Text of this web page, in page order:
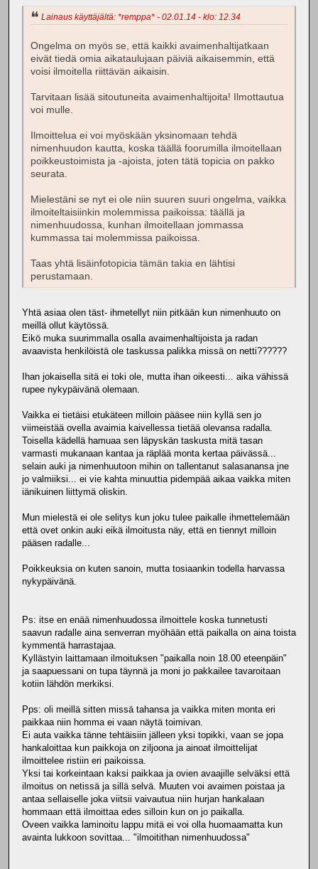
Lainaus käyttäjältä: *remppa* - 02.01.14 - klo: 12.34
Ongelma on myös se, että kaikki avaimenhaltijatkaan
eivät tiedä omia aikataulujaan päiviä aikaisemmin, että
voisi ilmoitella riittävän aikaisin.
Tarvitaan lisää sitoutuneita avaimenhaltijoita! Ilmottautua
voi mulle.
Ilmoittelua ei voi myöskään yksinomaan tehdä
nimenhuudon kautta, koska täällä foorumilla ilmoitellaan
poikkeustoimista ja -ajoista, joten tätä topicia on pakko
seurata.
Mielestäni se nyt ei ole niin suuren suuri ongelma, vaikka
ilmoiteltaisiinkin molemmissa paikoissa: täällä ja
nimenhuudossa, kunhan ilmoitellaan jommassa
kummassa tai molemmissa paikoissa.
Taas yhtä lisäinfotopicia tämän takia en lähtisi
perustamaan.
Yhtä asiaa olen täst- ihmetellyt niin pitkään kun nimenhuuto on
meillä ollut käytössä.
Eikö muka suurimmalla osalla avaimenhaltijoista ja radan
avaavista henkilöistä ole taskussa palikka missä on netti??????
Ihan jokaisella sitä ei toki ole, mutta ihan oikeesti... aika vähissä
rupee nykypäivänä olemaan.
Vaikka ei tietäisi etukäteen milloin pääsee niin kyllä sen jo
viimeistää ovella avaimia kaivellessa tietää olevansa radalla.
Toisella kädellä hamuaa sen läpyskän taskusta mitä tasan
varmasti mukanaan kantaa ja räplää monta kertaa päivässä...
selain auki ja nimenhuutoon mihin on tallentanut salasanansa jne
jo valmiiksi... ei vie kahta minuuttia pidempää aikaa vaikka miten
iänikuinen liittymä oliskin.
Mun mielestä ei ole selitys kun joku tulee paikalle ihmettelemään
että ovet onkin auki eikä ilmoitusta näy, että en tiennyt milloin
pääsen radalle...
Poikkeuksia on kuten sanoin, mutta tosiaankin todella harvassa
nykypäivänä.
Ps: itse en enää nimenhuudossa ilmoittele koska tunnetusti
saavun radalle aina senverran myöhään että paikalla on aina toista
kymmentä harrastajaa.
Kyllästyin laittamaan ilmoituksen "paikalla noin 18.00 eteenpäin"
ja saapuessani on tupa täynnä ja moni jo pakkailee tavaroitaan
kotiin lähdön merkiksi.
Pps: oli meillä sitten missä tahansa ja vaikka miten monta eri
paikkaa niin homma ei vaan näytä toimivan.
Ei auta vaikka tänne tehtäisiin jälleen yksi topikki, vaan se jopa
hankaloittaa kun paikkoja on ziljoona ja ainoat ilmoittelijat
ilmoittelee ristiin eri paikoissa.
Yksi tai korkeintaan kaksi paikkaa ja ovien avaajille selväksi että
ilmoitus on netissä ja sillä selvä. Muuten voi avaimen poistaa ja
antaa sellaiselle joka viitsii vaivautua niin hurjan hankalaan
hommaan että ilmoittaa edes silloin kun on jo paikalla.
Oveen vaikka laminoitu lappu mitä ei voi olla huomaamatta kun
avainta lukkoon sovittaa... "ilmoitithan nimenhuudossa"